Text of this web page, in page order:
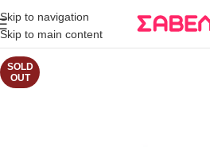
Skip to navigation
Skip to main content
άνω των 80€
Παραγγελία
SOLD
OUT